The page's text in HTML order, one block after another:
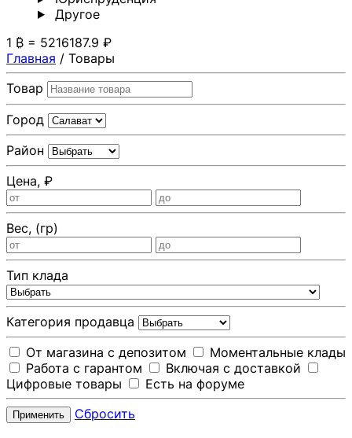
Другoе
1 ₿ = 5216187.9 ₽
Главная / Товары
Товар
Город
Район
Цена, ₽
Вес, (гр)
Тип клада
Категория продавца
От магазина с депозитом
Моментальные клады
Работа с гарантом
Включая с доставкой
Цифровые товары
Есть на форуме
Применить Сбросить